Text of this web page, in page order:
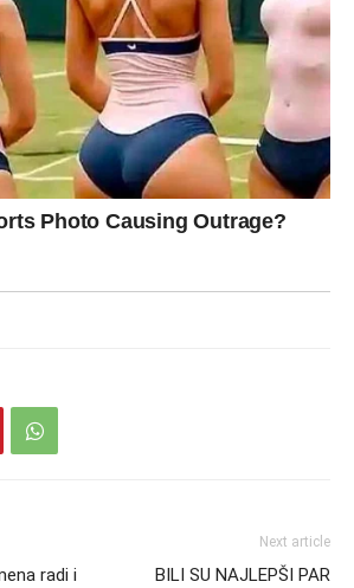
radi i
Next article
BILI SU NAJLEPŠI PAR